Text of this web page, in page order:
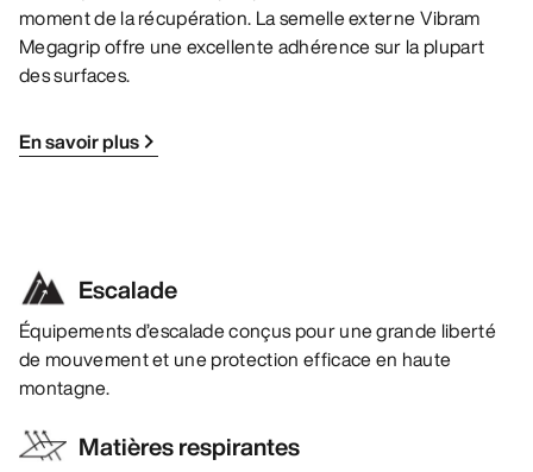
moment de la récupération. La semelle externe Vibram
Megagrip offre une excellente adhérence sur la plupart
des surfaces.
En savoir plus
Escalade
Équipements d’escalade conçus pour une grande liberté
de mouvement et une protection efficace en haute
montagne.
Matières respirantes